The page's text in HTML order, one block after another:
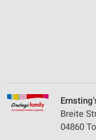
Breite
04860